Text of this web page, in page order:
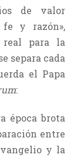
de valor
y razón»,
real para la
separa cada
el Papa
:
época brota
entre
y la